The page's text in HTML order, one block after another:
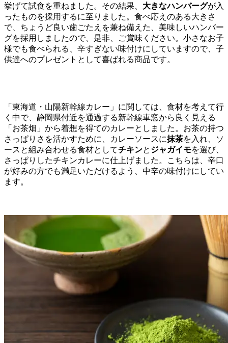
挙げて試食を重ねました。その結果、 大きなハンバーグが入
ったものを採用するに至りました。食べ応えのある大きさ
で、ちょうど良い歯ごたえを兼ね備えた、美味しいハンバー
グを採用しましたので、是非、ご賞味ください。小さなお子
様でも食べられる、辛すぎない味付けにしていますので、子
供達へのプレゼントとして喜ばれる商品です。
「東海道・山陽新幹線カレー」に関しては、食材を考えて行
く中で、静岡県付近を通過する新幹線車窓から良く見える
「お茶畑」から着想を得てのカレーとしました。お茶の持つ
さっぱりさを活かすために、カレーソースに抹茶を入れ、ソ
ースと組み合わせる食材としてチキンと ジャガイモを選び、
さっぱりしたチキンカレーに仕上げました。こちらは、辛口
が好みの方でも満足いただけるよう、中辛の味付けにしてい
ます。